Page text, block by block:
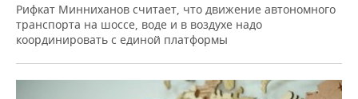
Рифкат Минниханов считает, что движение автономного
транспорта на шоссе, воде и в воздухе надо
координировать с единой платформы